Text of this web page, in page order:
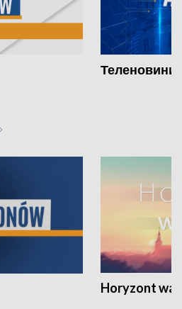
Теленовини
Horyzont